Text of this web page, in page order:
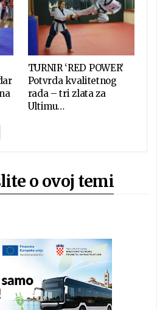
TURNIR ‘RED POWER’
Potvrda kvalitetnog
rada – tri zlata za
Ultimu…
o ovoj temi